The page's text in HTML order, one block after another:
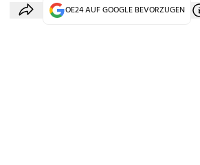
OE24 AUF GOOGLE BEVORZUGEN